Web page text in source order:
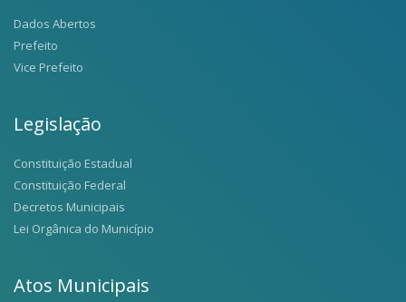
Dados Abertos
Prefeito
Vice Prefeito
Legislação
Constituição Estadual
Constituição Federal
Decretos Municipais
Lei Orgânica do Município
Atos Municipais